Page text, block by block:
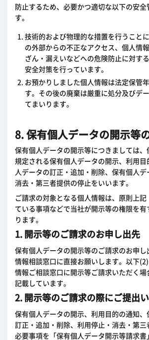
防止するため、必要かつ適切な以下の安全
す。
技術的および物理的な措置を行うこと
の外部からの不正なアクセス、個人情
ざん・漏えいなどへの危険防止に対す
安全対策を行っています。
お預かりしました個人情報は法定保管
す。その後の廃棄は厳重に処分及びデ
てまいります。
8. 保有個人データの開示等
保有個人データの開示等につきましては、
規定される保有個人データの開示、利用目
人データの訂正・追加・削除、保有個人デ
消去・第三者提供の停止をいいます。
ご請求の対象となる個人情報は、原則上
ている事項などで当社が開示等の権限を有
ります。
1. 開示等のご請求のお申し出先
保有個人データの開示等のご請求のお申し
情報相談窓口に直接お願いします。以下
情報ご相談窓口に開示等ご請求いただく場
記載しています。
2. 開示等のご請求の際にご提出
保有個人データの開示、利用目的の通知、
訂正・追加・削除、利用停止・消去・第三
必要事項を「保有個人データ開示等請求書